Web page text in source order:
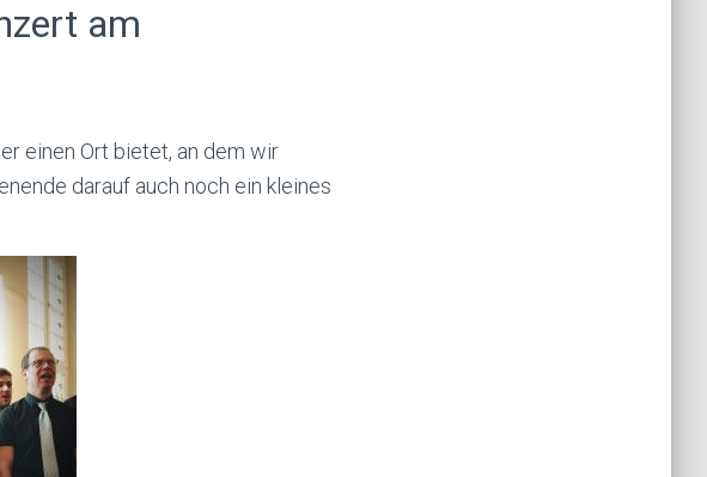
am
einen Ort bietet, an dem wir
darauf auch noch ein kleines